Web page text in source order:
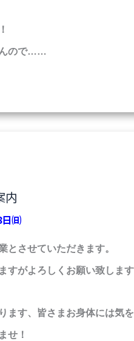
んので……
内
㈰
とさせていただきます。
すがよろしくお願い致しま
ます、 皆さまお身体には気
せ！